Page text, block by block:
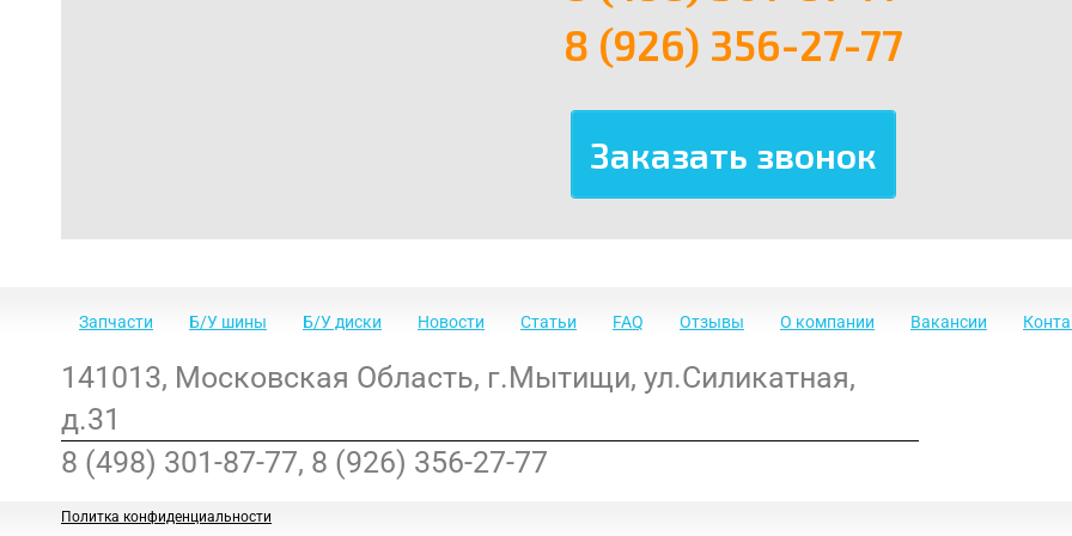
8 (926) 356-27-77
Запчасти Б/У шины Б/У диски Новости Статьи FAQ Отзывы О компании Вакансии
141013, Московская Область, г.Мытищи, ул.Силикатная,
д.31
8 (498) 301-87-77, 8 (926) 356-27-77
Политка конфиденциальности